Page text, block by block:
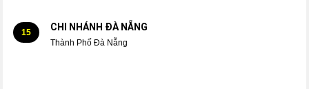
15 CHI NHÁNH ĐÀ NẴNG
Thành Phố Đà Nẵng